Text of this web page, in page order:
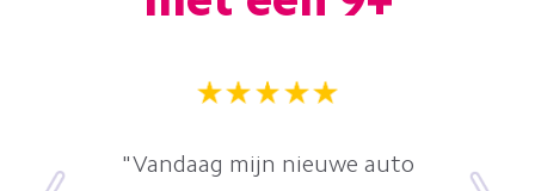
"Vandaag mijn nieuwe auto